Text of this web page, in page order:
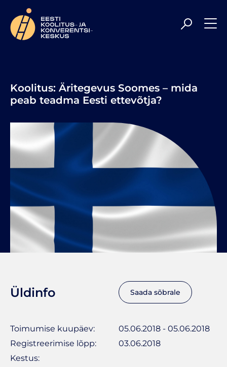
Meil on rõõm olla Sulle veelgi kaasaegsem ja
professionaalsem koolituspartner, toetades Sind parimal
tasemel uute teadmiste hankimisel ning
enesetäiendamisel. Head sirvimist!
Koolitus: Äritegevus Soomes – mida
peab teadma Eesti ettevõtja?
Üldinfo Saada sõbrale
Toimumise kuupäev:
05.06.2018 - 05.06.2018
Registreerimise lõpp:
03.06.2018
Kestus: